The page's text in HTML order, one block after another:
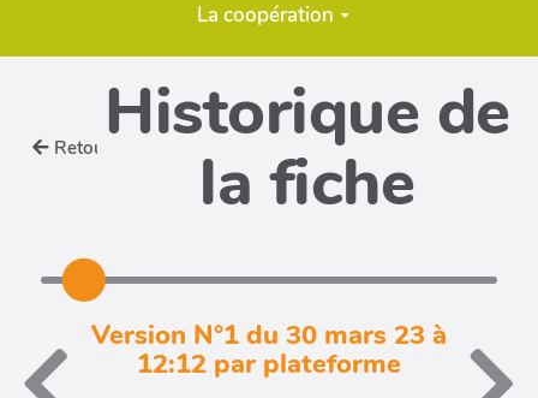
La coopération
Retour Historique de
la fiche
Version N°1 du 30 mars 23 à
12:12 par plateforme